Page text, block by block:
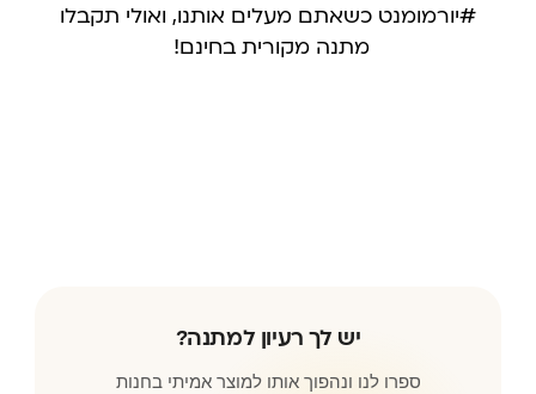
#יורמומנט כשאתם מעלים אותנו, ואולי תקבלו
מתנה מקורית בחינם!
יש לך רעיון למתנה?
ספרו לנו ונהפוך אותו למוצר אמיתי בחנות